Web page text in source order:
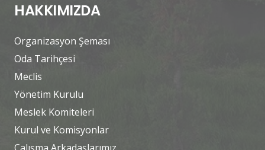
HAKKIMIZDA
Organizasyon Şeması
Oda Tarihçesi
Meclis
Yönetim Kurulu
Meslek Komiteleri
Kurul ve Komisyonlar